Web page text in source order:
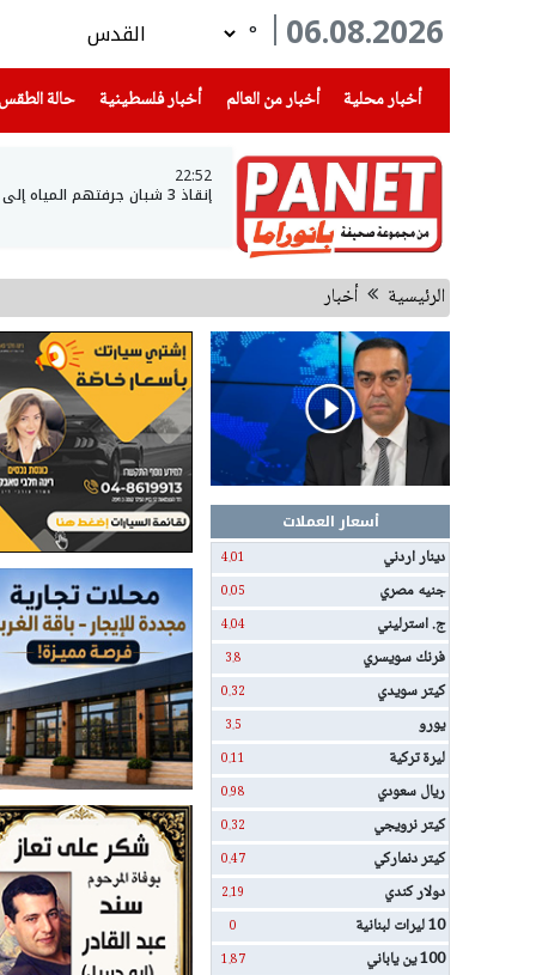
06.08.2026
°
أخبار محلية
(current) أخبار من العالم أخبار فلسطينية(current) حالة الطقس
22:52
إنقاذ 3 شبان جرفتهم المياه إلى عمق بحيرة طبريا
الرئيسية أخبار
أسعار العملات
دينار اردني
4.01
جنيه مصري 0.05
ج. استرليني 4.04
فرنك سويسري 3.8
كيتر سويدي 0.32
يورو 3.5
ليرة تركية 0.11
ريال سعودي 0.98
كيتر نرويجي 0.32
كيتر دنماركي 0.47
دولار كندي 2.19
10 ليرات لبنانية 0
100 ين ياباني 1.87